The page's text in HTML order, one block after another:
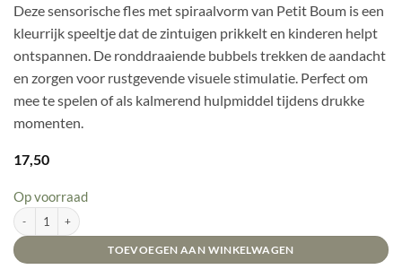
Deze sensorische fles met spiraalvorm van Petit Boum is een
kleurrijk speeltje dat de zintuigen prikkelt en kinderen helpt
ontspannen. De ronddraaiende bubbels trekken de aandacht
en zorgen voor rustgevende visuele stimulatie. Perfect om
mee te spelen of als kalmerend hulpmiddel tijdens drukke
momenten.
17,50
Op voorraad
Sensorische fles - Spiraal blauw aantal
TOEVOEGEN AAN WINKELWAGEN